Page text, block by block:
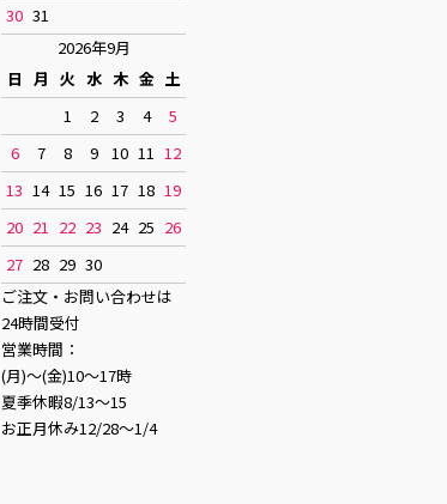
30 31
2026年9月
日 月 火 水 木 金 土
1
2 3 4
5
6
7 8 9 10 11 12
13 14 15 16 17 18 19
20 21 22 23 24 25 26
27 28 29 30
ご注文・お問い合わせは
24時間受付
営業時間：
(月)〜(金)10〜17時
夏季休暇8/13〜15
お正月休み12/28〜1/4